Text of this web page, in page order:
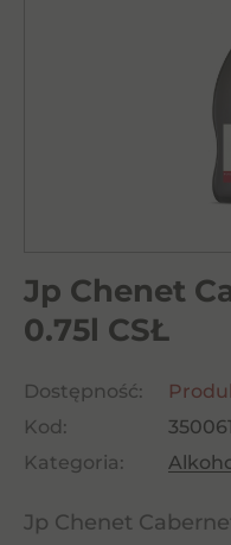
Jp Chenet
0.75l CSŁ
Dostępność:
Kod:
Kategoria:
Jp Chenet